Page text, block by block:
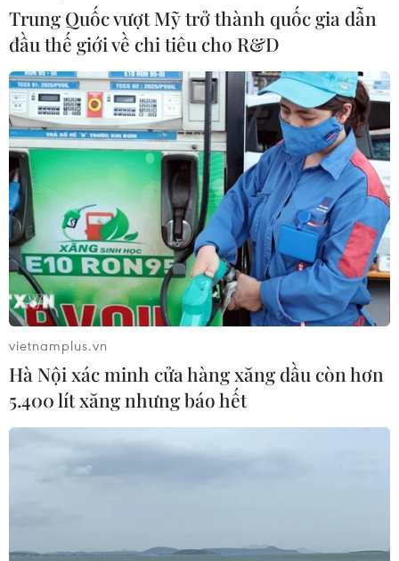
Hà Nội tổ chức nhiều hoạt động văn hóa
quanh khu vực hồ Hoàn Kiếm
31/08/2016 09:16
Các chương trình văn hóa nghệ thuật sẽ được tổ chức
theo từng tuần cụ thể, diễn ra tại các địa điểm trong
không gian đi bộ khu vực hồ Hoàn Kiếm và vùng phụ
cân.
Trung Quốc vượt Mỹ trở thành quốc gia dẫn
đầu thế giới về chi tiêu cho R&D
vietnamplus.vn
Hà Nội xác minh cửa hàng xăng dầu còn hơn
5.400 lít xăng nhưng báo hết